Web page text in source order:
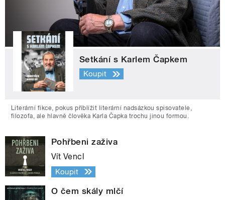
Setkání s Karlem Čapkem
Koupit
Literární fikce, pokus přiblížit literární nadsázkou spisovatele,
filozofa, ale hlavně člověka Karla Čapka trochu jinou formou.
Pohřbeni zaživa
Vít Vencl
Koupit
O čem skály mlčí